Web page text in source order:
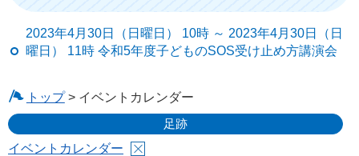
2023年4月30日（日曜日） 10時 ～ 2023年4月30日（日
曜日） 11時 令和5年度子どものSOS受け止め方講演会
トップ> イベントカレンダー
足跡
イベントカレンダー